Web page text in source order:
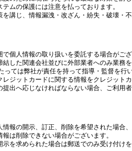
ムの保護には注意を払っております。
講じ、情報漏洩・改ざん・紛失・破壊・
個人情報の取り扱いを委託する場合がござ
した関連会社並びに外部業者へのみ業
っては弊社が責任を持って指導・監督を行
ジットカードに関する情報をクレジット
出へ応じなければならない場合、ご利用
報の開示、訂正、削除を希望された場合
は削除できない場合がございます。
を求められた場合は郵送でのみ受け付け